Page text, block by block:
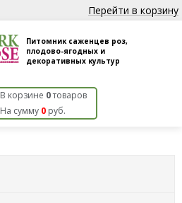
Перейти в корзину
Питомник саженцев роз,
плодово-ягодных и
декоративных культур
В корзине 0товаров
На сумму 0руб.